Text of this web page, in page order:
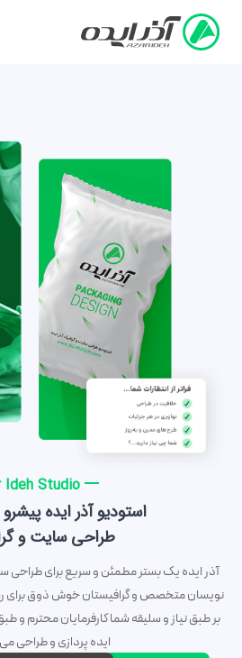
Ideh Studio
استودیو آذر ایده
طراحی سایت و
آذر ایده یک بستر مطمئن و سریع برای طراحی
نویسان متخصص و گرافیستان خوش ذوق برای
بر طبق نیاز و سلیقه شما کارفرمایان محترم و طبق
ایده پردازی و طراحی